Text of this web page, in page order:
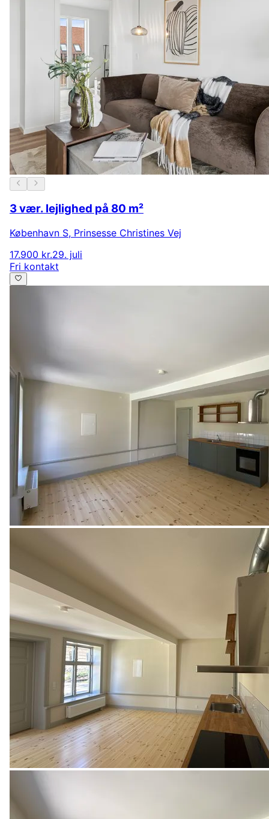
3 vær. lejlighed på 80 m²
København S, Prinsesse Christines Vej
17.900 kr.29. juli
Fri kontakt